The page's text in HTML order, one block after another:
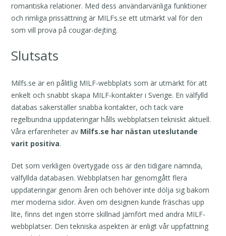
romantiska relationer. Med dess användarvänliga funktioner
och rimliga prissättning är MILFs.se ett utmärkt val för den
som vill prova på cougar-dejting.
Slutsats
Milfs.se är en pålitlig MILF-webbplats som är utmärkt för att
enkelt och snabbt skapa MILF-kontakter i Sverige. En välfylld
databas säkerställer snabba kontakter, och tack vare
regelbundna uppdateringar hålls webbplatsen tekniskt aktuell.
Våra erfarenheter av Milfs.se har nästan uteslutande
varit positiva.
Det som verkligen övertygade oss är den tidigare nämnda,
välfyllda databasen. Webbplatsen har genomgått flera
uppdateringar genom åren och behöver inte dölja sig bakom
mer moderna sidor. Även om designen kunde fräschas upp
lite, finns det ingen större skillnad jämfört med andra MILF-
webbplatser. Den tekniska aspekten är enligt vår uppfattning